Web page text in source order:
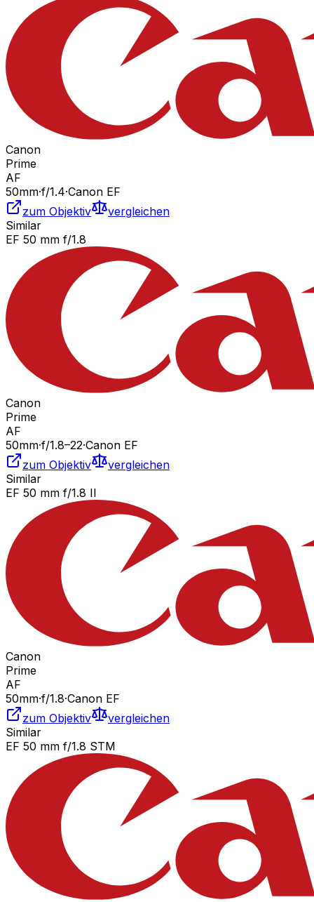
Canon
Prime
AF
50mm·f/1.4·Canon EF
zum Objektiv
vergleichen
Similar
EF 50 mm f/1.8
Canon
Prime
AF
50mm·f/1.8–22·Canon EF
zum Objektiv
vergleichen
Similar
EF 50 mm f/1.8 II
Canon
Prime
AF
50mm·f/1.8·Canon EF
zum Objektiv
vergleichen
Similar
EF 50 mm f/1.8 STM